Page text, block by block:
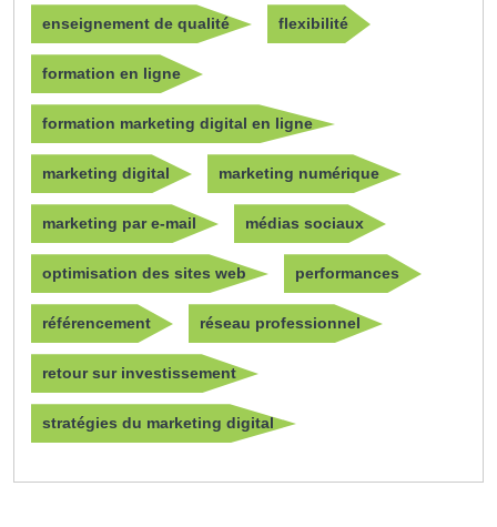
enseignement de qualité flexibilité
formation en ligne
formation marketing digital en ligne
marketing digital marketing numérique
marketing par e-mail médias sociaux
optimisation des sites web performances
référencement réseau professionnel
retour sur investissement
stratégies du marketing digital